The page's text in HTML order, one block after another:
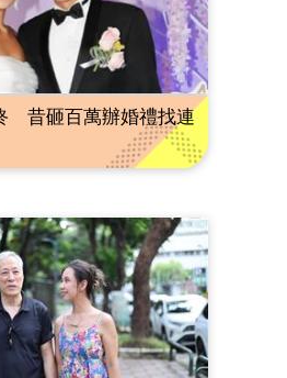
昔砸百萬辦婚禮找連